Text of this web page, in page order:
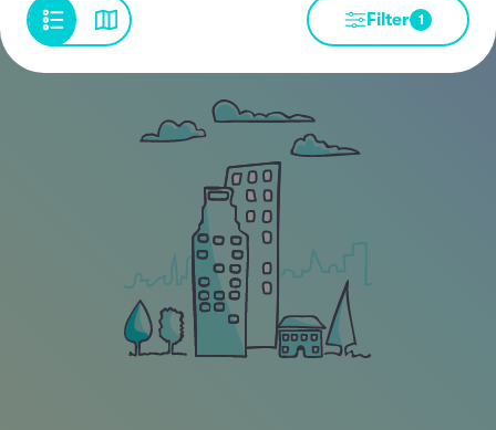
Filter 1